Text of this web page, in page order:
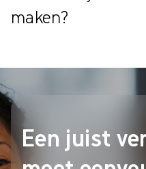
maken?
Een juist